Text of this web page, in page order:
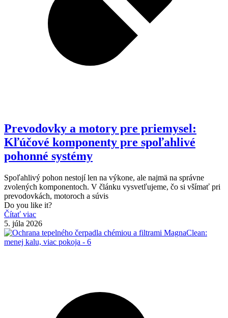
Prevodovky a motory pre priemysel:
Kľúčové komponenty pre spoľahlivé
pohonné systémy
Spoľahlivý pohon nestojí len na výkone, ale najmä na správne
zvolených komponentoch. V článku vysvetľujeme, čo si všímať pri
prevodovkách, motoroch a súvis
Do you like it?
Čítať viac
5. júla 2026